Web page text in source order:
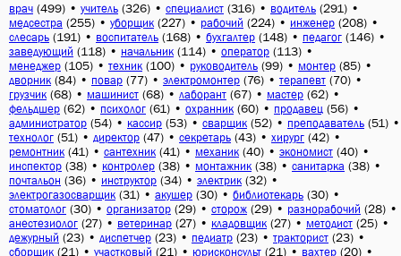
врач (499) • учитель (326) • специалист (316) • водитель (291) •
медсестра (255) • уборщик (227) • рабочий (224) • инженер (208) •
слесарь (191) • воспитатель (168) • бухгалтер (148) • педагог (146) •
заведующий (118) • начальник (114) • оператор (113) •
менеджер (105) • техник (100) • руководитель (99) • монтер (85) •
дворник (84) • повар (77) • электромонтер (76) • терапевт (70) •
грузчик (68) • машинист (68) • лаборант (67) • мастер (62) •
фельдшер (62) • психолог (61) • охранник (60) • продавец (56) •
администратор (54) • кассир (53) • сварщик (52) • преподаватель (51) •
технолог (51) • директор (47) • секретарь (43) • хирург (42) •
ремонтник (41) • сантехник (41) • механик (40) • экономист (40) •
инспектор (38) • контролер (38) • монтажник (38) • санитарка (38) •
почтальон (36) • инструктор (34) • электрик (32) •
электрогазосварщик (31) • акушер (30) • библиотекарь (30) •
стоматолог (30) • организатор (29) • сторож (29) • разнорабочий (28) •
анестезиолог (27) • ветеринар (27) • кладовщик (27) • методист (25) •
дежурный (23) • диспетчер (23) • педиатр (23) • тракторист (23) •
сборщик (21) • участковый (21) • юрисконсульт (21) • вахтер (20) •